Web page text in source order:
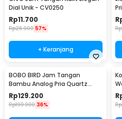
Dial Unik - CV0250
Rp11.700
Rp26.900 57%
+ Keranjang
Rp
BOBO BIRD Jam Tangan
Bambu Analog Pria Quartz
Watch - A09
Rp129.200
Rp199.900 36% Rp